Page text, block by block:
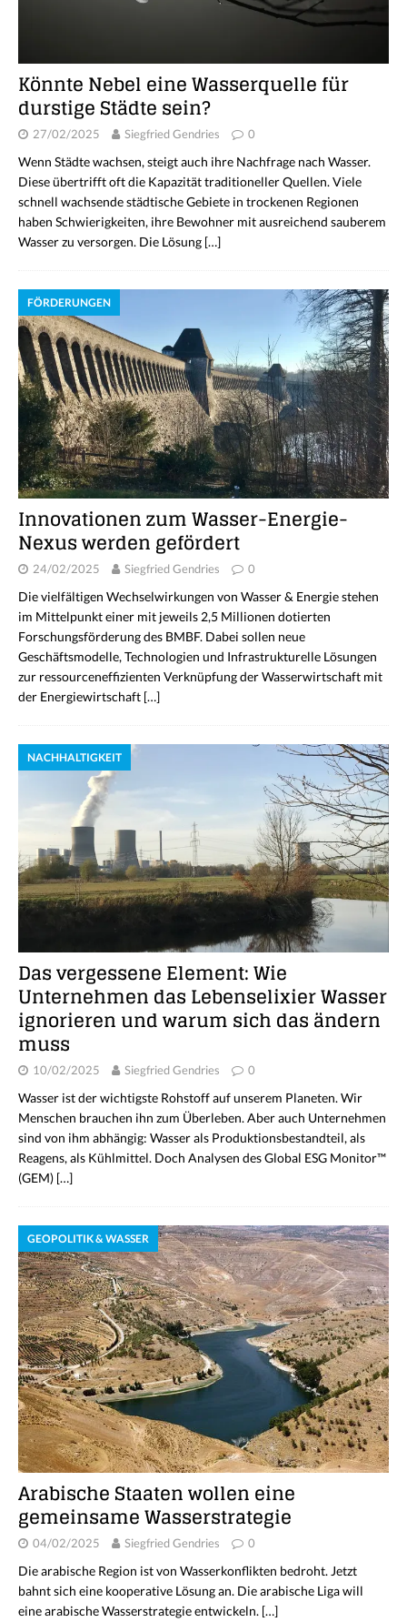
Könnte Nebel eine Wasserquelle für
durstige Städte sein?
27/02/2025 Siegfried Gendries 0
Wenn Städte wachsen, steigt auch ihre Nachfrage nach Wasser.
Diese übertrifft oft die Kapazität traditioneller Quellen. Viele
schnell wachsende städtische Gebiete in trockenen Regionen
haben Schwierigkeiten, ihre Bewohner mit ausreichend sauberem
Wasser zu versorgen. Die Lösung […]
FÖRDERUNGEN
Innovationen zum Wasser-Energie-
Nexus werden gefördert
24/02/2025 Siegfried Gendries 0
Die vielfältigen Wechselwirkungen von Wasser & Energie stehen
im Mittelpunkt einer mit jeweils 2,5 Millionen dotierten
Forschungsförderung des BMBF. Dabei sollen neue
Geschäftsmodelle, Technologien und Infrastrukturelle Lösungen
zur ressourceneffizienten Verknüpfung der Wasserwirtschaft mit
der Energiewirtschaft […]
NACHHALTIGKEIT
Das vergessene Element: Wie
Unternehmen das Lebenselixier Wasser
ignorieren und warum sich das ändern
muss
10/02/2025 Siegfried Gendries 0
Wasser ist der wichtigste Rohstoff auf unserem Planeten. Wir
Menschen brauchen ihn zum Überleben. Aber auch Unternehmen
sind von ihm abhängig: Wasser als Produktionsbestandteil, als
Reagens, als Kühlmittel. Doch Analysen des Global ESG Monitor™
(GEM) […]
GEOPOLITIK & WASSER
Arabische Staaten wollen eine
gemeinsame Wasserstrategie
04/02/2025 Siegfried Gendries 0
Die arabische Region ist von Wasserkonflikten bedroht. Jetzt
bahnt sich eine kooperative Lösung an. Die arabische Liga will
eine arabische Wasserstrategie entwickeln. […]